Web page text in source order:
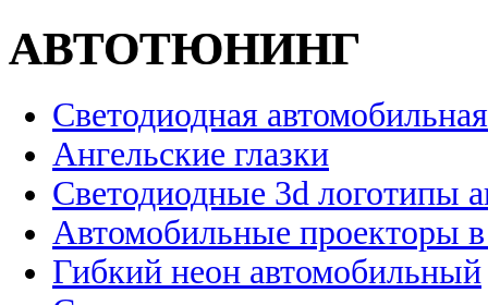
АВТОТЮНИНГ
Светодиодная
Ангельские глазки
Светодиодные 3d логотипы
Автомобильные проекторы
Гибкий неон автомобильный